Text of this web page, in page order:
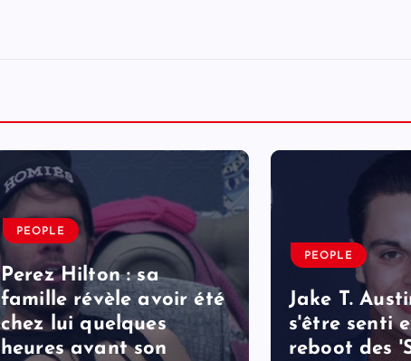
PEOPLE
Perez Hilton : sa
famille révèle avoir été
chez lui quelques
heures avant son
PEOPLE
Jake T.
s'être senti
reboot des